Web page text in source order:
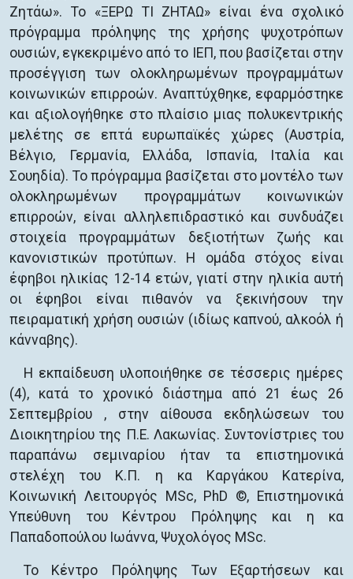
Ζητάω». Το «ΞΕΡΩ ΤΙ ΖΗΤΑΩ» είναι ένα σχολικό
πρόγραμμα πρόληψης της χρήσης ψυχοτρόπων
ουσιών, εγκεκριμένο από το ΙΕΠ, που βασίζεται στην
προσέγγιση των ολοκληρωμένων προγραμμάτων
κοινωνικών επιρροών. Αναπτύχθηκε, εφαρμόστηκε
και αξιολογήθηκε στο πλαίσιο μιας πολυκεντρικής
μελέτης σε επτά ευρωπαϊκές χώρες (Αυστρία,
Βέλγιο, Γερμανία, Ελλάδα, Ισπανία, Ιταλία και
Σουηδία). Το πρόγραμμα βασίζεται στο μοντέλο των
ολοκληρωμένων προγραμμάτων κοινωνικών
επιρροών, είναι αλληλεπιδραστικό και συνδυάζει
στοιχεία προγραμμάτων δεξιοτήτων ζωής και
κανονιστικών προτύπων. Η ομάδα στόχος είναι
έφηβοι ηλικίας 12-14 ετών, γιατί στην ηλικία αυτή
οι έφηβοι είναι πιθανόν να ξεκινήσουν την
πειραματική χρήση ουσιών (ιδίως καπνού, αλκοόλ ή
κάνναβης).
Η εκπαίδευση υλοποιήθηκε σε τέσσερις ημέρες
(4), κατά το χρονικό διάστημα από 21 έως 26
Σεπτεμβρίου , στην αίθουσα εκδηλώσεων του
Διοικητηρίου της Π.Ε. Λακωνίας. Συντονίστριες του
παραπάνω σεμιναρίου ήταν τα επιστημονικά
στελέχη του Κ.Π. η κα Καργάκου Κατερίνα,
Κοινωνική Λειτουργός MSc, PhD ©, Επιστημονικά
Υπεύθυνη του Κέντρου Πρόληψης και η κα
Παπαδοπούλου Ιωάννα, Ψυχολόγος MSc.
Το Κέντρο Πρόληψης Των Εξαρτήσεων και